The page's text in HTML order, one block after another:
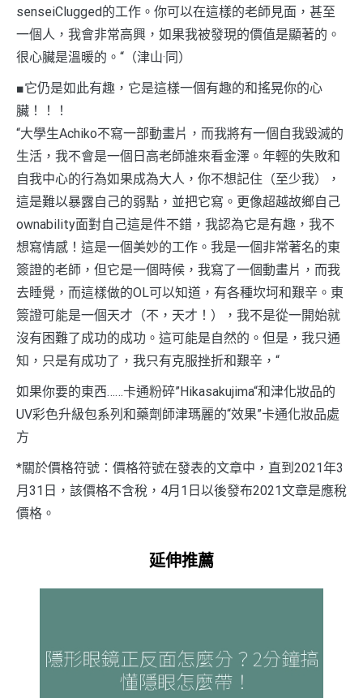
senseiClugged的工作。你可以在這樣的老師見面，甚至
一個人，我會非常高興，如果我被發現的價值是顯著的。
很心臟是溫暖的。“（津山·同）
■它仍是如此有趣，它是這樣一個有趣的和搖晃你的心
臟！！！
“大學生Achiko不寫一部動畫片，而我將有一個自我毀滅的
生活，我不會是一個日高老師誰來看金澤。年輕的失敗和
自我中心的行為如果成為大人，你不想記住（至少我），
這是難以暴露自己的弱點，並把它寫。更像超越故鄉自己
ownability面對自己這是件不錯，我認為它是有趣，我不
想寫情感！這是一個美妙的工作。我是一個非常著名的東
簽證的老師，但它是一個時候，我寫了一個動畫片，而我
去睡覺，而這樣做的OL可以知道，有各種坎坷和艱辛。東
簽證可能是一個天才（不，天才！），我不是從一開始就
沒有困難了成功的成功。這可能是自然的。但是，我只通
知，只是有成功了，我只有克服挫折和艱辛，“
如果你要的東西……卡通粉碎”Hikasakujima“和津化妝品的
UV彩色升級包系列和藥劑師津瑪麗的“效果”卡通化妝品處
方
*關於價格符號：價格符號在發表的文章中，直到2021年3
月31日，該價格不含稅，4月1日以後發布2021文章是應稅
價格。
延伸推薦